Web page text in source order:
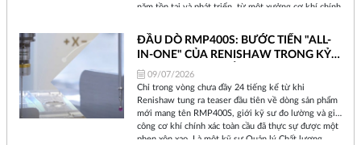
năm tồn tại và phát triển, từ một xưởng cơ khí chính
đoàn công nghệ toàn cầu, ZEISS đã không ngừng
định hình lại cách chúng ta nhìn nhận thế giới và
kiểm soát chất lượng sản phẩm.
ĐẦU DÒ RMP400S: BƯỚC TIẾN "ALL-
IN-ONE" CỦA RENISHAW TRONG KỶ
NGUYÊN SẢN XUẤT THÔNG MINH
09/07/2026
Chỉ trong vòng chưa đầy 24 tiếng kể từ khi
Renishaw tung ra teaser đầu tiên về dòng sản phẩm
mới mang tên RMP400S, giới kỹ sư đo lường và gia
công cơ khí chính xác toàn cầu đã thực sự được một
phen xôn xao. Là một kỹ sư Quản lý Chất lượng